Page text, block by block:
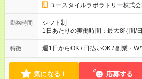
形態：本採用時と同じです。 給与
ユースタイルラボラトリー株式
勤務時間
シフト制
1日あたりの実働時間：最大8時間/
の間で8時間勤務（休憩時間は法定通り） ※週1日～
なし ＊＊ 勤務時間例 ＊＊ ■8時から17時 ■9時から18時 ■10
定（毎週同じ曜日勤務）
特徴 週1日からOK / 日払いOK / 副業・W
気になる！ 応募する